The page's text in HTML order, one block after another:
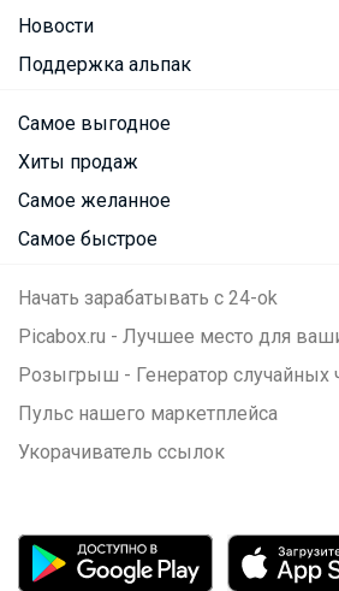
Новости
Поддержка альпак
Самое выгодное
Хиты продаж
Самое желанное
Самое быстрое
Начать зарабатывать с 24-ok
Picabox.ru - Лучшее место для
Розыгрыш - Генератор случайных
Пульс нашего маркетплейса
Укорачиватель ссылок